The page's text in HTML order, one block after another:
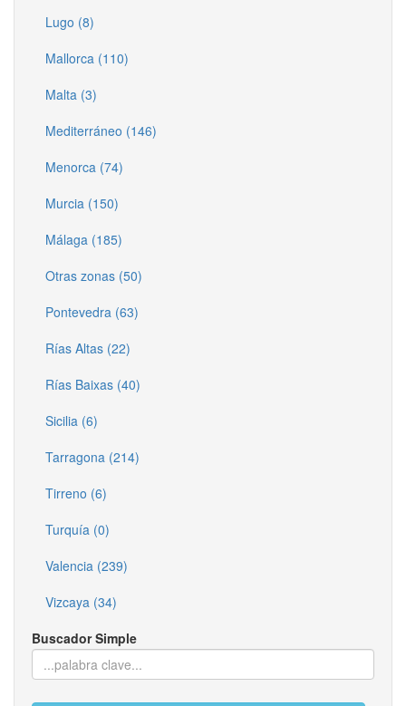
Lugo (8)
Mallorca (110)
Malta (3)
Mediterráneo (146)
Menorca (74)
Murcia (150)
Málaga (185)
Otras zonas (50)
Pontevedra (63)
Rías Altas (22)
Rías Baixas (40)
Sicilia (6)
Tarragona (214)
Tirreno (6)
Turquía (0)
Valencia (239)
Vizcaya (34)
Buscador Simple